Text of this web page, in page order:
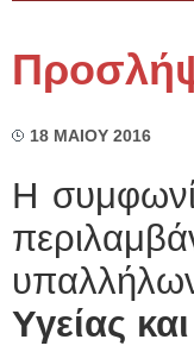
18 ΜΑΙΟΥ 2016
Η
Υγείας